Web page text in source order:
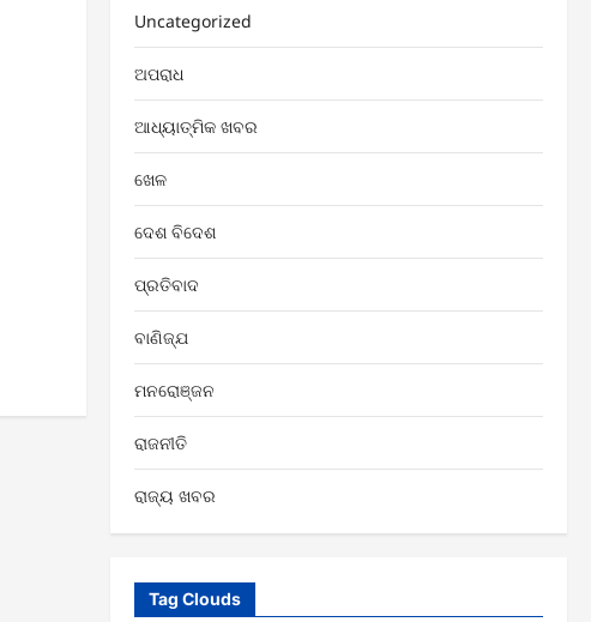
Uncategorized
ଅପରାଧ
ଆଧ୍ୟାତ୍ମିକ ଖବର
ଖେଳ
ଦେଶ ବିଦେଶ
ପ୍ରତିବାଦ
ବାଣିଜ୍ଯ
ମନରୋଞ୍ଜନ
ରାଜନୀତି
ରାଜ୍ୟ ଖବର
Tag Clouds